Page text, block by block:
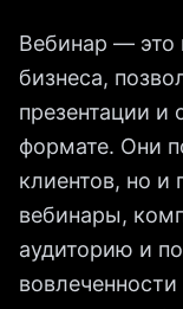
Вебинар —
бизнеса,
презентации
формате. Они
клиентов, но и
вебинары,
аудиторию и